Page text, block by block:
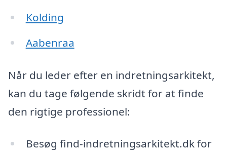
Kolding
Aabenraa
Når du leder efter en indretningsarkitekt,
kan du tage følgende skridt for at finde
den rigtige professionel:
Besøg find-indretningsarkitekt.dk for